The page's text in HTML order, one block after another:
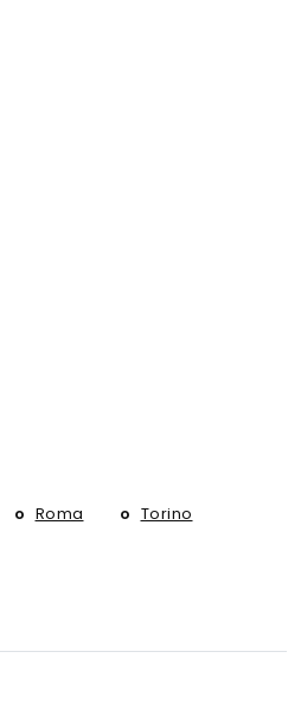
Roma Torino